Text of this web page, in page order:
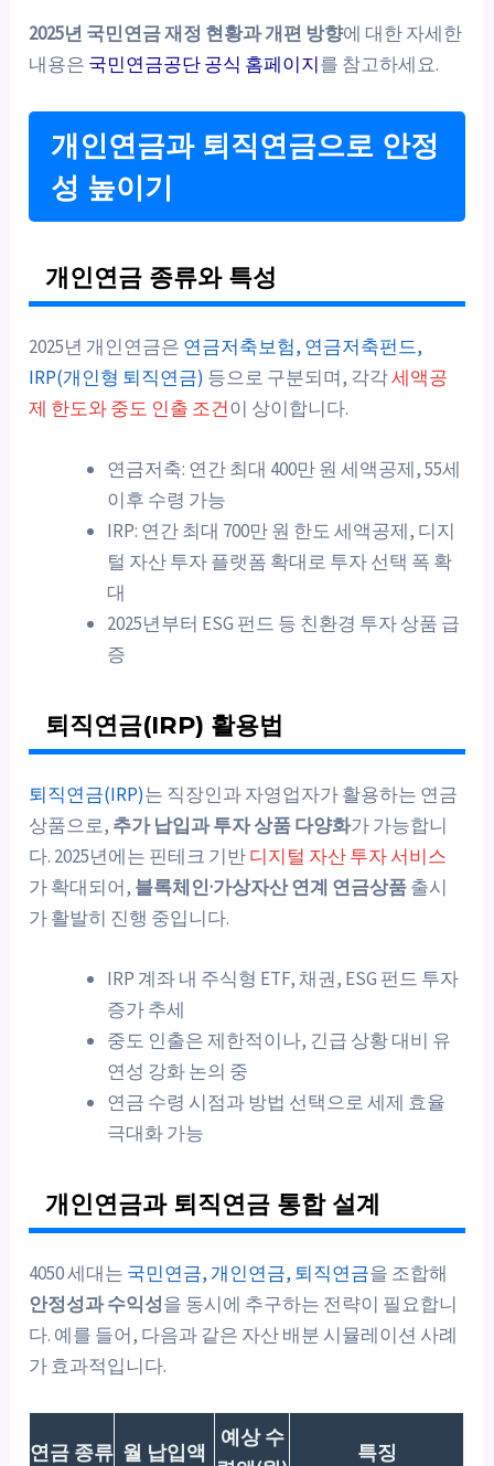
2025년 국민연금 재정 현황과 개편 방향에 대한 자세한
내용은 국민연금공단 공식 홈페이지를 참고하세요.
개인연금과 퇴직연금으로 안정
성 높이기
개인연금 종류와 특성
2025년 개인연금은 연금저축보험, 연금저축펀드,
IRP(개인형 퇴직연금) 등으로 구분되며, 각각세액공
제 한도와 중도 인출 조건이 상이합니다.
연금저축: 연간 최대 400만 원 세액공제, 55세
이후 수령 가능
IRP: 연간 최대 700만 원 한도 세액공제, 디지
털 자산 투자 플랫폼 확대로 투자 선택 폭 확
대
2025년부터 ESG 펀드 등 친환경 투자 상품 급
증
퇴직연금(IRP) 활용법
퇴직연금(IRP)는 직장인과 자영업자가 활용하는 연금
상품으로, 추가 납입과 투자 상품 다양화가 가능합니
다. 2025년에는 핀테크 기반디지털 자산 투자 서비스
가 확대되어, 블록체인·가상자산 연계 연금상품출시
가 활발히 진행 중입니다.
IRP 계좌 내 주식형 ETF, 채권, ESG 펀드 투자
증가 추세
중도 인출은 제한적이나, 긴급 상황 대비 유
연성 강화 논의 중
연금 수령 시점과 방법 선택으로 세제 효율
극대화 가능
개인연금과 퇴직연금 통합 설계
4050 세대는 국민연금, 개인연금, 퇴직연금을 조합해
안정성과 수익성을 동시에 추구하는 전략이 필요합니
다. 예를 들어, 다음과 같은 자산 배분 시뮬레이션 사례
가 효과적입니다.
연금 종류 월 납입액
예상 수
특징